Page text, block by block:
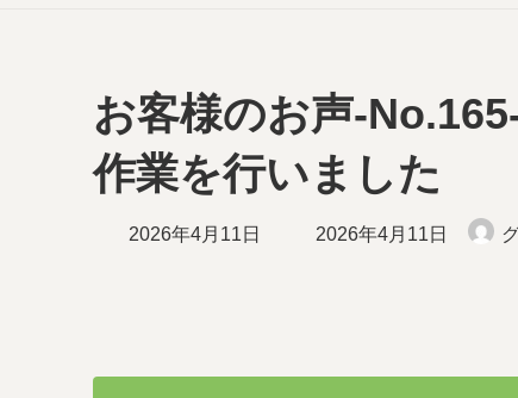
お客様のお声-
作業を行いました
2026年4月11日
最
:
2026年4月11日